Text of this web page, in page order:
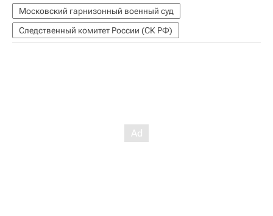
Московский гарнизонный военный суд
Следственный комитет России (СК РФ)